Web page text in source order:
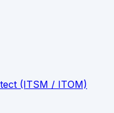
(ITSM / ITOM)